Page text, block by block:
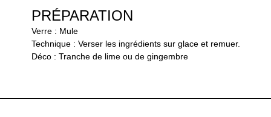
PRÉPARATION
Verre : Mule
Technique : Verser les ingrédients sur glace et remuer.
Déco : Tranche de lime ou de gingembre